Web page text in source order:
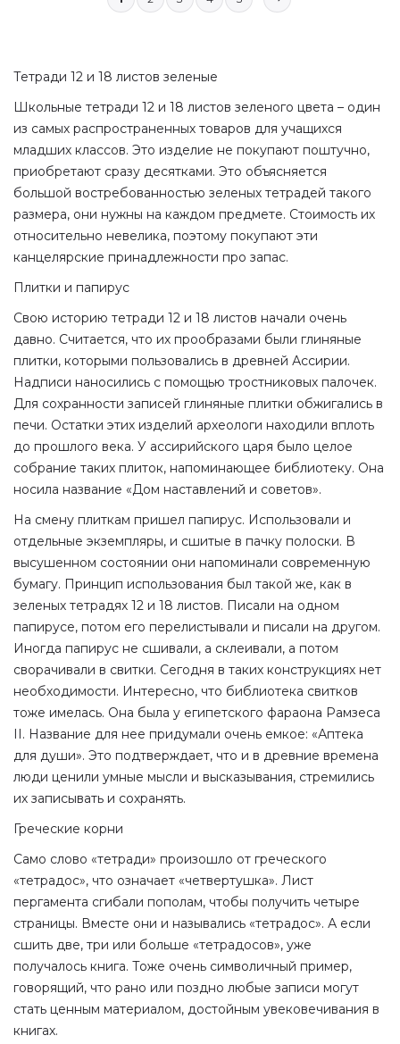
Тетради 12 и 18 листов зеленые
Школьные тетради 12 и 18 листов зеленого цвета – один
из самых распространенных товаров для учащихся
младших классов. Это изделие не покупают поштучно,
приобретают сразу десятками. Это объясняется
большой востребованностью зеленых тетрадей такого
размера, они нужны на каждом предмете. Стоимость их
относительно невелика, поэтому покупают эти
канцелярские принадлежности про запас.
Плитки и папирус
Свою историю тетради 12 и 18 листов начали очень
давно. Считается, что их прообразами были глиняные
плитки, которыми пользовались в древней Ассирии.
Надписи наносились с помощью тростниковых палочек.
Для сохранности записей глиняные плитки обжигались в
печи. Остатки этих изделий археологи находили вплоть
до прошлого века. У ассирийского царя было целое
собрание таких плиток, напоминающее библиотеку. Она
носила название «Дом наставлений и советов».
На смену плиткам пришел папирус. Использовали и
отдельные экземпляры, и сшитые в пачку полоски. В
высушенном состоянии они напоминали современную
бумагу. Принцип использования был такой же, как в
зеленых тетрадях 12 и 18 листов. Писали на одном
папирусе, потом его перелистывали и писали на другом.
Иногда папирус не сшивали, а склеивали, а потом
сворачивали в свитки. Сегодня в таких конструкциях нет
необходимости. Интересно, что библиотека свитков
тоже имелась. Она была у египетского фараона Рамзеса
II. Название для нее придумали очень емкое: «Аптека
для души». Это подтверждает, что и в древние времена
люди ценили умные мысли и высказывания, стремились
их записывать и сохранять.
Греческие корни
Само слово «тетради» произошло от греческого
«тетрадос», что означает «четвертушка». Лист
пергамента сгибали пополам, чтобы получить четыре
страницы. Вместе они и назывались «тетрадос». А если
сшить две, три или больше «тетрадосов», уже
получалось книга. Тоже очень символичный пример,
говорящий, что рано или поздно любые записи могут
стать ценным материалом, достойным увековечивания в
книгах.